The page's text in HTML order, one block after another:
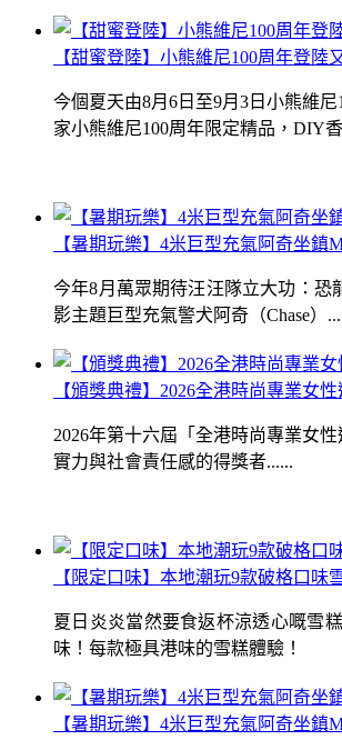
【暑期玩樂】4米巨型充氣阿奇坐鎮
今年8月萬眾期待汪汪隊立大功：恐
影主題巨型充氣警犬阿奇（Chase）...
【限定口味】本地潮玩9款破格口味
夏日炎炎當然要食返杯涼透心嘅雪
味！每款極具港味的雪糕體驗！
【甜蜜登陸】小熊維尼100周年登陸
今個夏天由8月6日至9月3日小熊維
家小熊維尼100周年限定精品，DIY
【頒獎典禮】2026全港時尚專業女
2026年第十六屆「全港時尚專業女
實力與社會責任感的得獎者......
【暑期玩樂】4米巨型充氣阿奇坐鎮